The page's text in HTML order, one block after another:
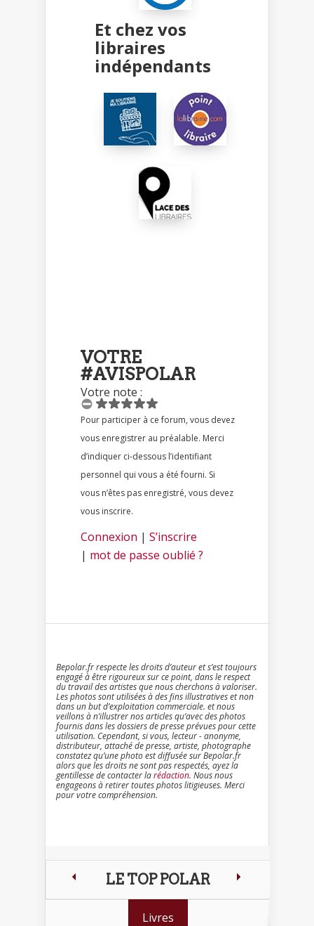
Et chez vos
libraires
indépendants
VOTRE
#AVISPOLAR
Votre note :
Pour participer à ce forum, vous devez
vous enregistrer au préalable. Merci
d’indiquer ci-dessous l’identifiant
personnel qui vous a été fourni. Si
vous n’êtes pas enregistré, vous devez
vous inscrire.
Connexion | S’inscrire
| mot de passe oublié ?
Bepolar.fr respecte les droits d’auteur et s’est toujours
engagé à être rigoureux sur ce point, dans le respect
du travail des artistes que nous cherchons à valoriser.
Les photos sont utilisées à des fins illustratives et non
dans un but d’exploitation commerciale. et nous
veillons à n’illustrer nos articles qu’avec des photos
fournis dans les dossiers de presse prévues pour cette
utilisation. Cependant, si vous, lecteur - anonyme,
distributeur, attaché de presse, artiste, photographe
constatez qu’une photo est diffusée sur Bepolar.fr
alors que les droits ne sont pas respectés, ayez la
gentillesse de contacter larédaction. Nous nous
engageons à retirer toutes photos litigieuses. Merci
pour votre compréhension.
LE TOP POLAR
Livres